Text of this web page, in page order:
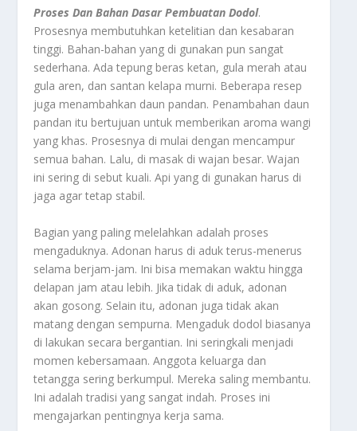
Proses Dan Bahan Dasar Pembuatan Dodol.
Prosesnya membutuhkan ketelitian dan kesabaran
tinggi. Bahan-bahan yang di gunakan pun sangat
sederhana. Ada tepung beras ketan, gula merah atau
gula aren, dan santan kelapa murni. Beberapa resep
juga menambahkan daun pandan. Penambahan daun
pandan itu bertujuan untuk memberikan aroma wangi
yang khas. Prosesnya di mulai dengan mencampur
semua bahan. Lalu, di masak di wajan besar. Wajan
ini sering di sebut kuali. Api yang di gunakan harus di
jaga agar tetap stabil.
Bagian yang paling melelahkan adalah proses
mengaduknya. Adonan harus di aduk terus-menerus
selama berjam-jam. Ini bisa memakan waktu hingga
delapan jam atau lebih. Jika tidak di aduk, adonan
akan gosong. Selain itu, adonan juga tidak akan
matang dengan sempurna. Mengaduk dodol biasanya
di lakukan secara bergantian. Ini seringkali menjadi
momen kebersamaan. Anggota keluarga dan
tetangga sering berkumpul. Mereka saling membantu.
Ini adalah tradisi yang sangat indah. Proses ini
mengajarkan pentingnya kerja sama.